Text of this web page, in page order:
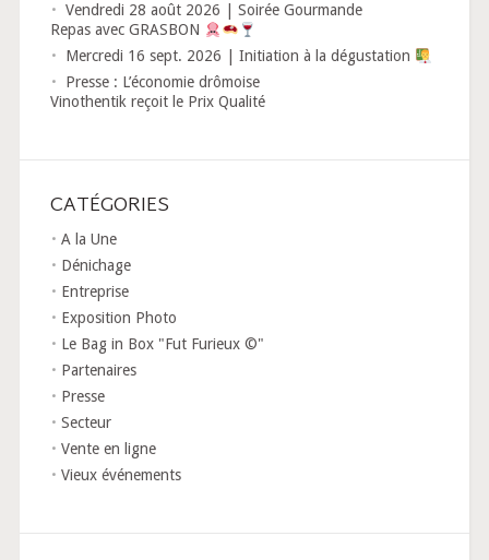
Vendredi 28 août 2026 | Soirée Gourmande
Repas avec GRASBON
Mercredi 16 sept. 2026 | Initiation à la dégustation
Presse : L’économie drômoise
Vinothentik reçoit le Prix Qualité
CATÉGORIES
A la Une
Dénichage
Entreprise
Exposition Photo
Le Bag in Box "Fut Furieux ©"
Partenaires
Presse
Secteur
Vente en ligne
Vieux événements